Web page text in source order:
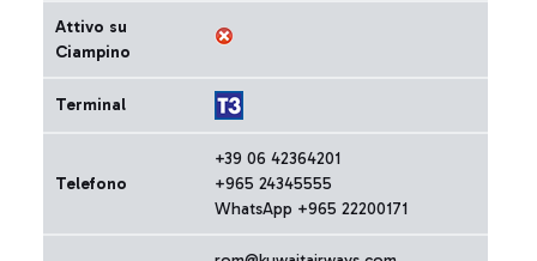
Attivo su
Ciampino
Terminal
Telefono
+39 06 42364201
+965 24345555
WhatsApp +965 22200171